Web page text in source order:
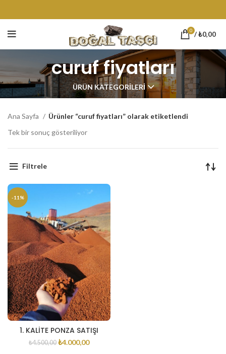
0 /₺0,00
curuf fiyatları
ÜRÜN KATEGORILERI
Ana Sayfa
Ürünler “curuf fiyatları” olarak etiketlendi
Tek bir sonuç gösteriliyor
Filtrele
-11%
1. KALİTE PONZA SATIŞI
₺4.500,00 ₺4.000,00